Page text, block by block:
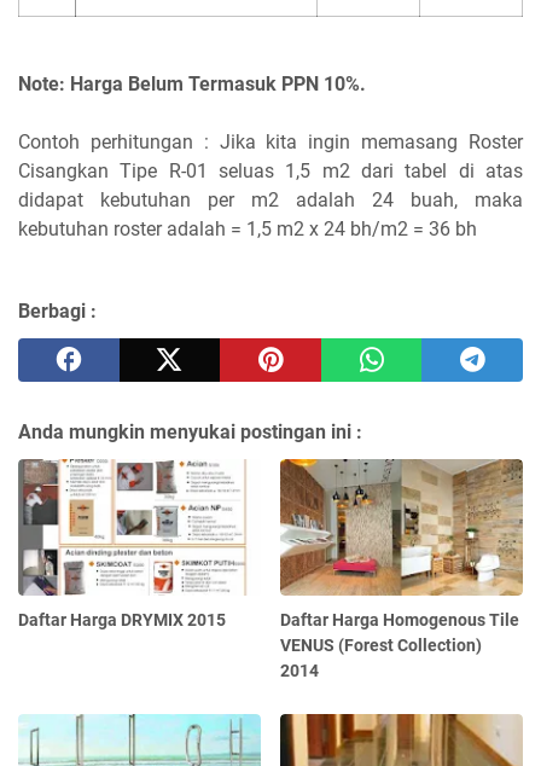
Note: Harga Belum Termasuk PPN 10%.
Contoh perhitungan : Jika kita ingin memasang Roster
Cisangkan Tipe R-01 seluas 1,5 m2 dari tabel di atas
didapat kebutuhan per m2 adalah 24 buah, maka
kebutuhan roster adalah = 1,5 m2 x 24 bh/m2 = 36 bh
Berbagi :
Anda mungkin menyukai postingan ini :
Daftar Harga DRYMIX 2015
Daftar Harga Homogenous Tile
VENUS (Forest Collection)
2014